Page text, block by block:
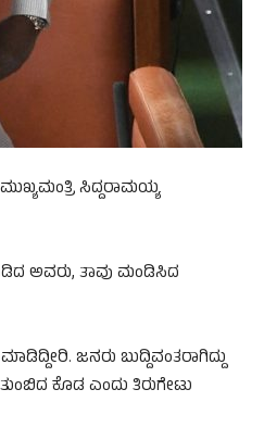
ಸಿದ್ದರಾಮಯ್ಯ
ಅವರು, ತಾವು ಮಂಡಿಸಿದ
ಜನರು ಬುದ್ದಿವಂತರಾಗಿದ್ದು
ಕೊಡ ಎಂದು ತಿರುಗೇಟು